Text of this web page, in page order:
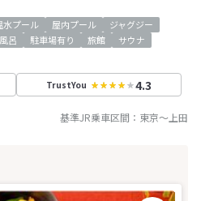
水プール 屋内プール
ジャグジー
呂 駐車場有り 旅館
サウナ
TrustYou 4.3
基準JR乗車区間： 東京～ 上田